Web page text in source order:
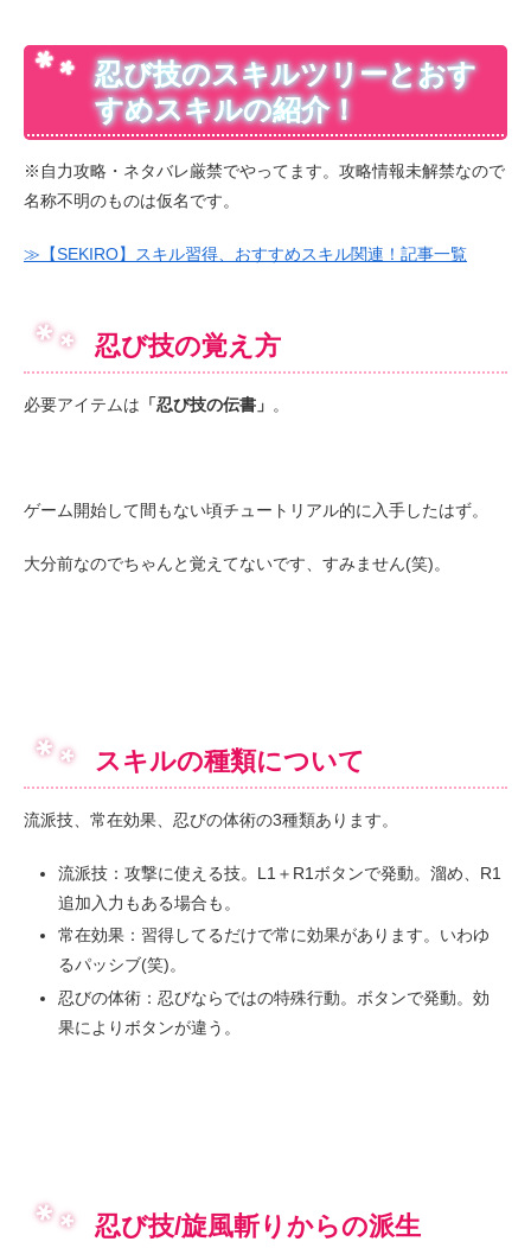
忍び技のスキルツリーとおす
すめスキルの紹介！
※自力攻略・ネタバレ厳禁でやってます。攻略情報未解禁なので
名称不明のものは仮名です。
≫【SEKIRO】スキル習得、おすすめスキル関連！記事一覧
忍び技の覚え方
必要アイテムは 「忍び技の伝書」 。
ゲーム開始して間もない頃チュートリアル的に入手したはず。
大分前なのでちゃんと覚えてないです、すみません(笑)。
スキルの種類について
流派技、常在効果、忍びの体術の3種類あります。
流派技：攻撃に使える技。L1＋R1ボタンで発動。溜め、R1
追加入力もある場合も。
常在効果：習得してるだけで常に効果があります。いわゆ
るパッシブ(笑)。
忍びの体術：忍びならではの特殊行動。ボタンで発動。効
果によりボタンが違う。
忍び技/旋風斬りからの派生